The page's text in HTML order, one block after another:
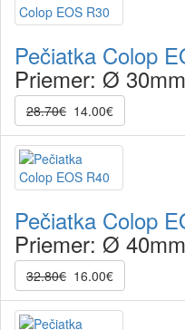
Pečiatka Colop
Priemer: Ø 30mm
28.70€ 14.00€
Pečiatka Colop
Priemer: Ø 40mm
32.80€ 16.00€